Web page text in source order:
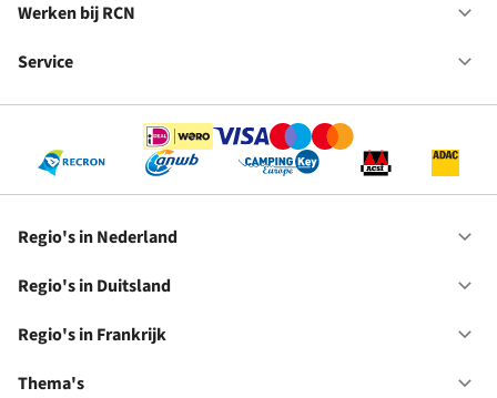
Werken bij RCN
Service
Regio's in Nederland
Regio's in Duitsland
Regio's in Frankrijk
Thema's